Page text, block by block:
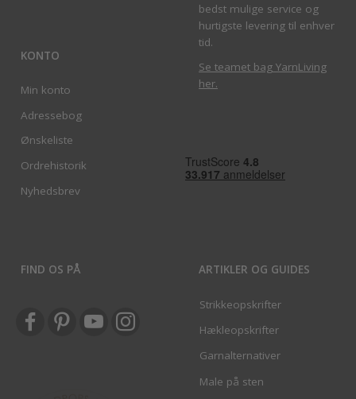
KONTO
Min konto
Adressebog
Ønskeliste
Ordrehistorik
Nyhedsbrev
bedst mulige service og
hurtigste levering til enhver
tid.
Se teamet bag YarnLiving
her.
FIND OS PÅ ARTIKLER OG GUIDES
Strikkeopskrifter
Hækleopskrifter
Garnalternativer
Male på sten